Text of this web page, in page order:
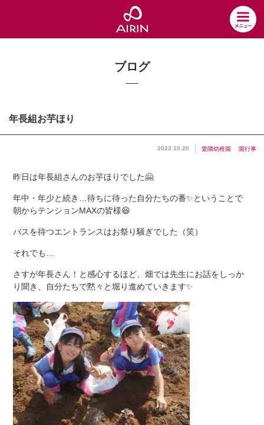
ブログ
年長組お芋ほり
2023.10.20 愛隣幼稚園 園行事
昨日は年長組さんのお芋ほりでした🤗
年中・年少と続き…待ちに待った自分たちの番✨ということで
朝からテンションMAXの皆様😆
バスを待つエントランスはお祭り騒ぎでした（笑）
それでも…
さすが年長さん！と感心するほど、畑では先生にお話をしっか
り聞き、自分たちで黙々と堀り進めていきます✨